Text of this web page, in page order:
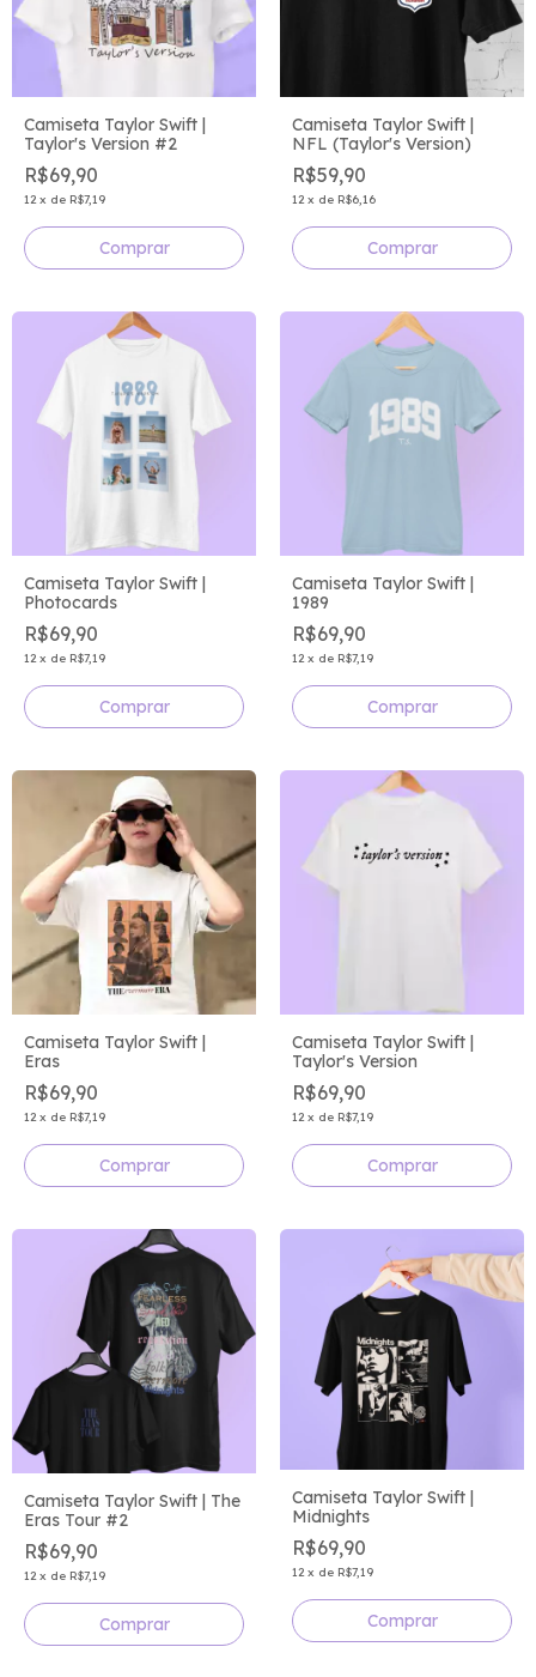
Camiseta Taylor Swift |
Taylor's Version #2
R$69,90
12 x de R$7,19
Comprar
Camiseta Taylor Swift |
NFL (Taylor's Version)
R$59,90
12 x de R$6,16
Comprar
Camiseta Taylor Swift |
Photocards
R$69,90
12 x de R$7,19
Comprar
Camiseta Taylor Swift |
1989
R$69,90
12 x de R$7,19
Comprar
Camiseta Taylor Swift |
Eras
R$69,90
12 x de R$7,19
Comprar
Camiseta Taylor Swift |
Taylor's Version
R$69,90
12 x de R$7,19
Comprar
Camiseta Taylor Swift | The
Eras Tour #2
R$69,90
12 x de R$7,19
Comprar
Camiseta Taylor Swift |
Midnights
R$69,90
12 x de R$7,19
Comprar